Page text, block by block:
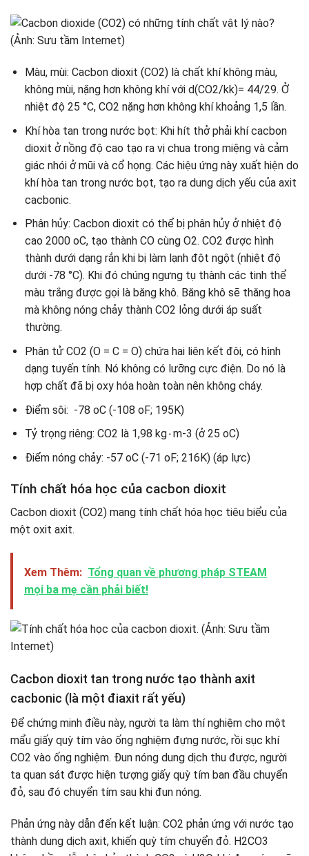
Màu, mùi: Cacbon dioxit (CO2) là chất khí không màu,
không mùi, nặng hơn không khí với d(CO2/kk)= 44/29. Ở
nhiệt độ 25 °C, CO2 nặng hơn không khí khoảng 1,5 lần.
Khí hòa tan trong nước bọt: Khi hít thở phải khí cacbon
dioxit ở nồng độ cao tạo ra vị chua trong miệng và cảm
giác nhói ở mũi và cổ họng. Các hiệu ứng này xuất hiện do
khí hòa tan trong nước bọt, tạo ra dung dịch yếu của axit
cacbonic.
Phân hủy: Cacbon dioxit có thể bị phân hủy ở nhiệt độ
cao 2000 oC, tạo thành CO cùng O2. CO2 được hình
thành dưới dạng rắn khi bị làm lạnh đột ngột (nhiệt độ
dưới -78 °C). Khi đó chúng ngưng tụ thành các tinh thể
màu trắng được gọi là băng khô. Băng khô sẽ thăng hoa
mà không nóng chảy thành CO2 lỏng dưới áp suất
thường.
Phân tử CO2 (O = C = O) chứa hai liên kết đôi, có hình
dạng tuyến tính. Nó không có lưỡng cực điện. Do nó là
hợp chất đã bị oxy hóa hoàn toàn nên không cháy.
Điểm sôi: -78 oC (-108 oF; 195K)
Tỷ trọng riêng: CO2 là 1,98 kg۰m-3 (ở 25 oC)
Điểm nóng chảy: -57 oC (-71 oF; 216K) (áp lực)
Tính chất hóa học của cacbon dioxit
Cacbon dioxit (CO2) mang tính chất hóa học tiêu biểu của
một oxit axit.
Xem Thêm: Tổng quan về phương pháp STEAM
mọi ba mẹ cần phải biết!
Cacbon dioxit tan trong nước tạo thành axit
cacbonic (là một điaxit rất yếu)
Để chứng minh điều này, người ta làm thí nghiệm cho một
mẩu giấy quỳ tím vào ống nghiệm đựng nước, rồi sục khí
CO2 vào ống nghiệm. Đun nóng dung dịch thu được, người
ta quan sát được hiện tượng giấy quỳ tím ban đầu chuyển
đỏ, sau đó chuyển tím sau khi đun nóng.
Phản ứng này dẫn đến kết luận: CO2 phản ứng với nước tạo
thành dung dịch axit, khiến quỳ tím chuyển đỏ. H2CO3